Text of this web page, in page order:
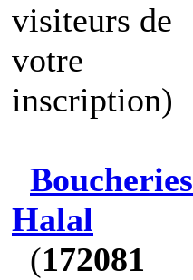
visiteurs de
votre
inscription)
Boucheries
Halal
(172081